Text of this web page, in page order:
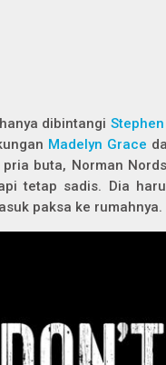
dibintangi
Madelyn Grace
buta, Norman
tetap sadis. Dia
paksa ke rumahnya.